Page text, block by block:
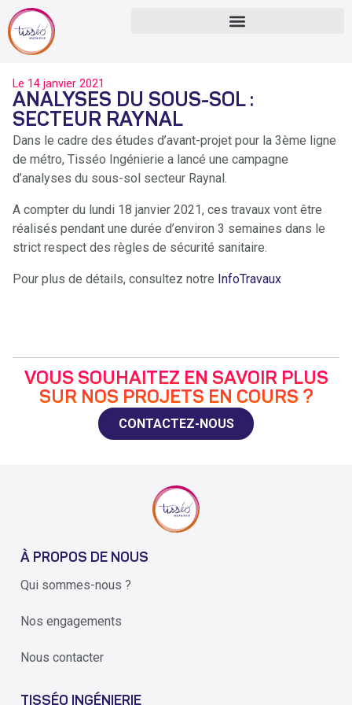
Le 14 janvier 2021
ANALYSES DU SOUS-SOL :
SECTEUR RAYNAL
Dans le cadre des études d’avant-projet pour la 3ème ligne
de métro, Tisséo Ingénierie a lancé une campagne
d’analyses du sous-sol secteur Raynal.
A compter du lundi 18 janvier 2021, ces travaux vont être
réalisés pendant une durée d’environ 3 semaines dans le
strict respect des règles de sécurité sanitaire.
Pour plus de détails, consultez notre InfoTravaux
VOUS SOUHAITEZ EN SAVOIR PLUS
SUR NOS PROJETS EN COURS ?
CONTACTEZ-NOUS
À PROPOS DE NOUS
Qui sommes-nous ?
Nos engagements
Nous contacter
TISSÉO INGÉNIERIE